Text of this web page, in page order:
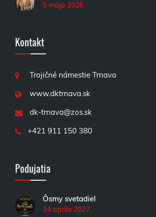
5 mája 2026
Kontakt
Trojičné námestie Trnava
www.dktrnava.sk
dk-trnava@zos.sk
+421 911 150 380
Podujatia
Ôsmy svetadiel
14 apríla 2027